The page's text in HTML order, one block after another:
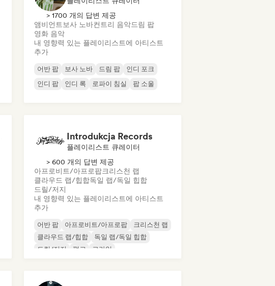
> 1700 개의 답변 제공
앰비언트 보사 노바컨트리 음악드림 팝
영화 음악
내 영향력 있는 플레이리스트에 아티스트
추가
어반 팝 보사 노바 드림 팝
인디 포크
인디 팝
인디 록 로파이 침실 팝 소울
Introdukcja Records
플레이리스트 큐레이터
> 600 개의 답변 제공
아프로비트/아프로팝크리스천 랩
클라우드 랩/힙합독일 랩/독일 힙합
드릴/저지
내 영향력 있는 플레이리스트에 아티스트
추가
어반 팝 아프로비트/아프로팝
크리스천 랩
클라우드 랩/힙합
독일 랩/독일 힙합
드릴/저지
펑크 그라임